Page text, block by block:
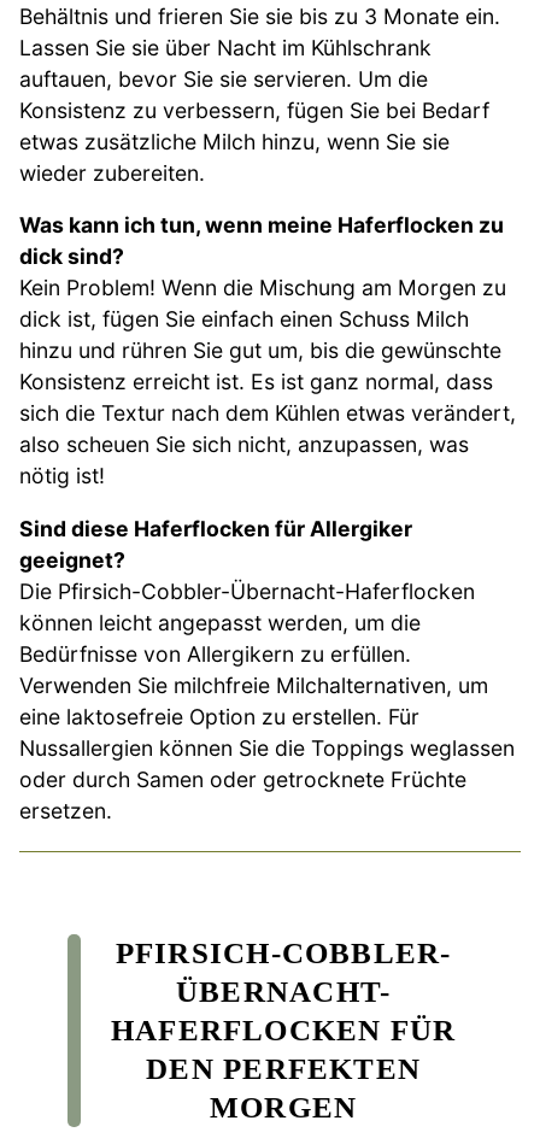
Behältnis und frieren Sie sie bis zu 3 Monate ein.
Lassen Sie sie über Nacht im Kühlschrank
auftauen, bevor Sie sie servieren. Um die
Konsistenz zu verbessern, fügen Sie bei Bedarf
etwas zusätzliche Milch hinzu, wenn Sie sie
wieder zubereiten.
Was kann ich tun, wenn meine Haferflocken zu
dick sind?
Kein Problem! Wenn die Mischung am Morgen zu
dick ist, fügen Sie einfach einen Schuss Milch
hinzu und rühren Sie gut um, bis die gewünschte
Konsistenz erreicht ist. Es ist ganz normal, dass
sich die Textur nach dem Kühlen etwas verändert,
also scheuen Sie sich nicht, anzupassen, was
nötig ist!
Sind diese Haferflocken für Allergiker
geeignet?
Die Pfirsich-Cobbler-Übernacht-Haferflocken
können leicht angepasst werden, um die
Bedürfnisse von Allergikern zu erfüllen.
Verwenden Sie milchfreie Milchalternativen, um
eine laktosefreie Option zu erstellen. Für
Nussallergien können Sie die Toppings weglassen
oder durch Samen oder getrocknete Früchte
ersetzen.
PFIRSICH-COBBLER-
ÜBERNACHT-
HAFERFLOCKEN FÜR
DEN PERFEKTEN
MORGEN